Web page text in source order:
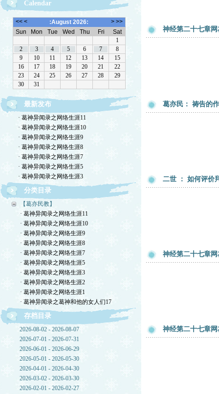
Calendar
最新发布
· 葛神异闻录之网络生涯11
· 葛神异闻录之网络生涯10
· 葛神异闻录之网络生涯9
· 葛神异闻录之网络生涯8
· 葛神异闻录之网络生涯7
· 葛神异闻录之网络生涯5
· 葛神异闻录之网络生涯3
分类目录
【葛亦民教】
· 葛神异闻录之网络生涯11
· 葛神异闻录之网络生涯10
· 葛神异闻录之网络生涯9
· 葛神异闻录之网络生涯8
· 葛神异闻录之网络生涯7
· 葛神异闻录之网络生涯5
· 葛神异闻录之网络生涯3
· 葛神异闻录之网络生涯2
· 葛神异闻录之网络生涯1
· 葛神异闻录之葛神和他的女人们17
存档目录
2026-08-02 - 2026-08-07
2026-07-01 - 2026-07-31
2026-06-01 - 2026-06-29
2026-05-01 - 2026-05-30
2026-04-01 - 2026-04-30
2026-03-02 - 2026-03-30
2026-02-01 - 2026-02-27
神经第二十七章网
葛亦民： 祷告的
二世 ： 如何评价
神经第二十七章网
神经第二十七章网